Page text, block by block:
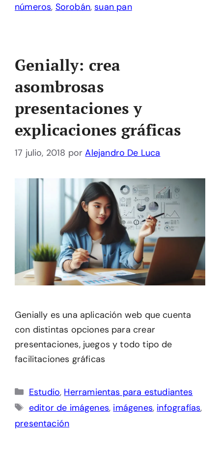
números, Sorobán,suan pan
Genially: crea
asombrosas
presentaciones y
explicaciones gráficas
17 julio, 2018 porAlejandro De Luca
Genially es una aplicación web que cuenta
con distintas opciones para crear
presentaciones, juegos y todo tipo de
facilitaciones gráficas
Categorías
Estudio, Herramientas para estudiantes
Etiquetas
editor de imágenes, imágenes, infografías,
presentación